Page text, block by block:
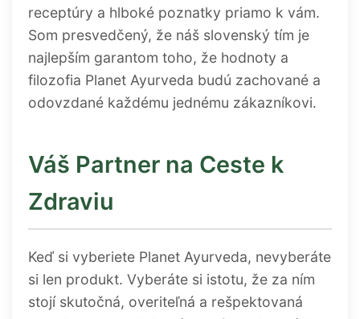
receptúry a hlboké poznatky priamo k vám.
Som presvedčený, že náš slovenský tím je
najlepším garantom toho, že hodnoty a
filozofia Planet Ayurveda budú zachované a
odovzdané každému jednému zákazníkovi.
Váš Partner na Ceste k
Zdraviu
Keď si vyberiete Planet Ayurveda, nevyberáte
si len produkt. Vyberáte si istotu, že za ním
stojí skutočná, overiteľná a rešpektovaná